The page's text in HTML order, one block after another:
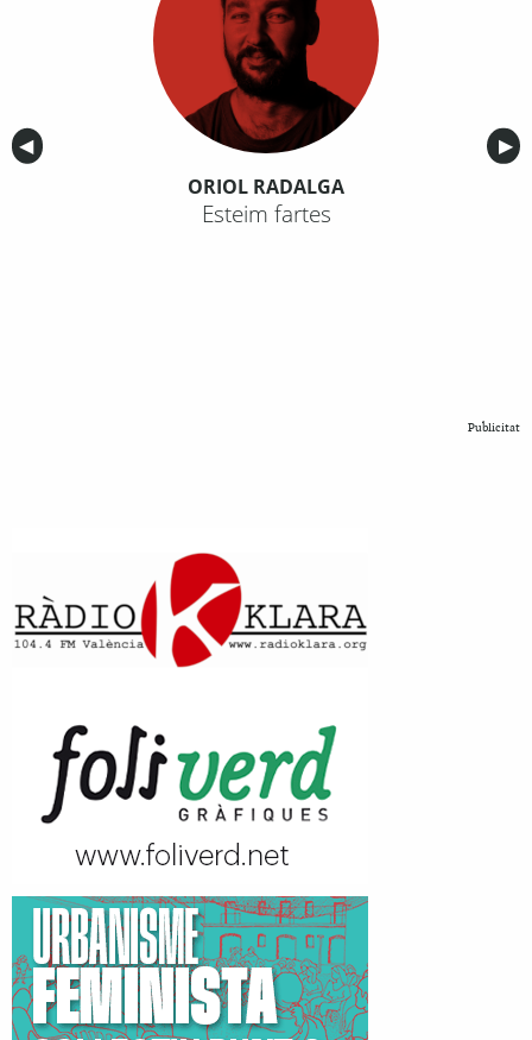
Anterior
◀︎ ▶︎
ORIOL RADALGA
Esteim fartes
Publicitat